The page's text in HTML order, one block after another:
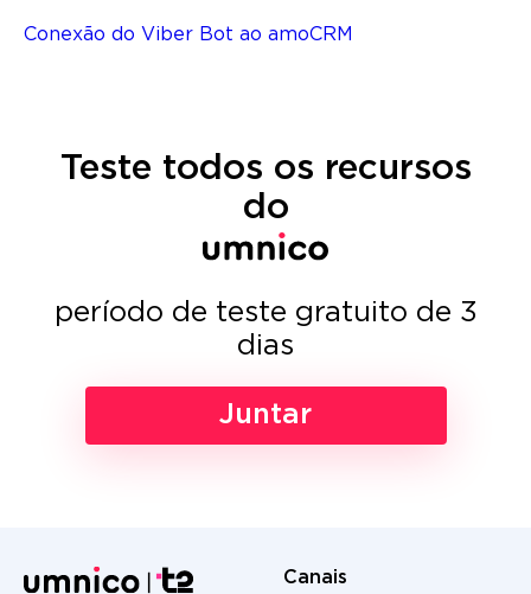
Conexão do Viber Bot ao amoCRM
Teste todos os recursos
do
período de teste gratuito de 3
dias
Juntar
Canais